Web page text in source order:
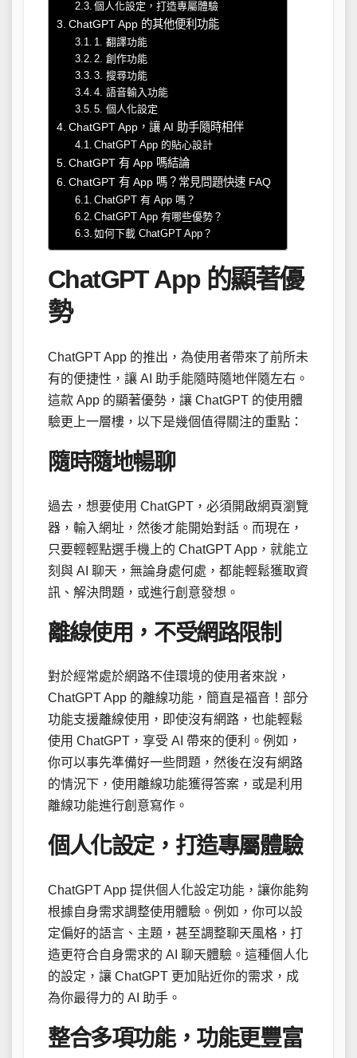
個人化設定，打造專屬體驗
ChatGPT App 的其他便利功能
1. 翻譯功能
2. 創作功能
3. 搜尋功能
4. 語音輸入功能
5. 個人化設定
ChatGPT App，讓 AI 助手隨時相伴
ChatGPT App 的貼心設計
ChatGPT 有 App 嗎結論
ChatGPT 有 App 嗎？常見問題快速 FAQ
ChatGPT 有 App 嗎？
ChatGPT App 有哪些優勢？
如何下載 ChatGPT App？
ChatGPT App 的顯著優
勢
ChatGPT App 的推出，為使用者帶來了前所未
有的便捷性，讓 AI 助手能隨時隨地伴隨左右。
這款 App 的顯著優勢，讓 ChatGPT 的使用體
驗更上一層樓，以下是幾個值得關注的重點：
隨時隨地暢聊
過去，想要使用 ChatGPT，必須開啟網頁瀏覽
器，輸入網址，然後才能開始對話。而現在，
只要輕輕點選手機上的 ChatGPT App，就能立
刻與 AI 聊天，無論身處何處，都能輕鬆獲取資
訊、解決問題，或進行創意發想。
離線使用，不受網路限制
對於經常處於網路不佳環境的使用者來說，
ChatGPT App 的離線功能，簡直是福音！部分
功能支援離線使用，即使沒有網路，也能輕鬆
使用 ChatGPT，享受 AI 帶來的便利。例如，
你可以事先準備好一些問題，然後在沒有網路
的情況下，使用離線功能獲得答案，或是利用
離線功能進行創意寫作。
個人化設定，打造專屬體驗
ChatGPT App 提供個人化設定功能，讓你能夠
根據自身需求調整使用體驗。例如，你可以設
定偏好的語言、主題，甚至調整聊天風格，打
造更符合自身需求的 AI 聊天體驗。這種個人化
的設定，讓 ChatGPT 更加貼近你的需求，成
為你最得力的 AI 助手。
整合多項功能，功能更豐富